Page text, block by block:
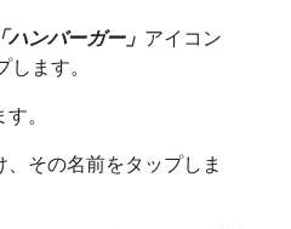
「ハンバーガー」 アイコン
します。
。
その名前をタップしま